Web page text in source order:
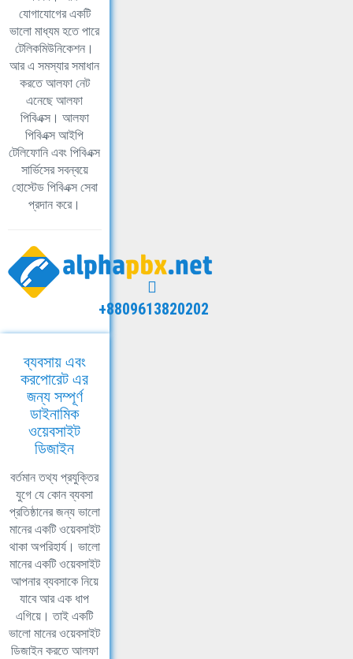
যোগাযোগের একটি
ভালো মাধ্যম হতে পারে
টেলিকমিউনিকেশন।
আর এ সমস্যার সমাধান
করতে আলফা নেট
এনেছে আলফা
পিবিএক্স। আলফা
পিবিএক্স আইপি
টেলিফোনি এবং পিবিএক্স
সার্ভিসের সবন্বয়ে
হোস্টেড পিবিএক্স সেবা
প্রদান করে।
+8809613820202
ব্যবসায় এবং
করপোরেট এর
জন্য সম্পূর্ণ
ডাইনামিক
ওয়েবসাইট
ডিজাইন
বর্তমান তথ্য প্রযুক্তির
যুগে যে কোন ব্যবসা
প্রতিষ্ঠানের জন্য ভালো
মানের একটি ওয়েবসাইট
থাকা অপরিহার্য। ভালো
মানের একটি ওয়েবসাইট
আপনার ব্যবসাকে নিয়ে
যাবে আর এক ধাপ
এগিয়ে। তাই একটি
ভালো মানের ওয়েবসাইট
ডিজাইন করতে আলফা